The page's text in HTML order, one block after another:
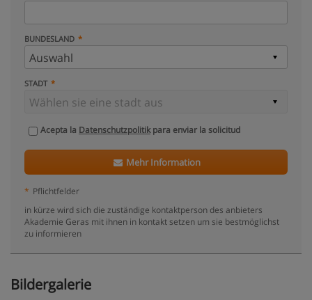
BUNDESLAND
STADT
Acepta la Datenschutzpolitikpara enviar la solicitud
Mehr Information
* Pflichtfelder
in kürze wird sich die zuständige kontaktperson des anbieters
Akademie Geras mit ihnen in kontakt setzen um sie bestmöglichst
zu informieren
Bildergalerie